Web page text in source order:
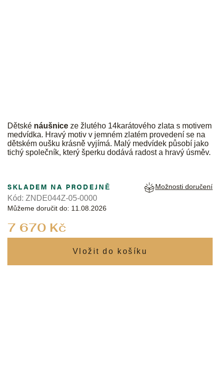
Dětské náušnice ze žlutého 14karátového zlata s motivem
medvídka. Hravý motiv v jemném zlatém provedení se na
dětském oušku krásně vyjímá. Malý medvídek působí jako
tichý společník, který šperku dodává radost a hravý úsměv.
7 670 Kč
SKLADEM NA PRODEJNĚ
Můžeme doručit do: 11.08.2026
Možnosti doručení
Kód: ZNDE044Z-05-0000